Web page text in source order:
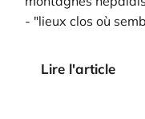
- "lieux clos où
Lire l'article